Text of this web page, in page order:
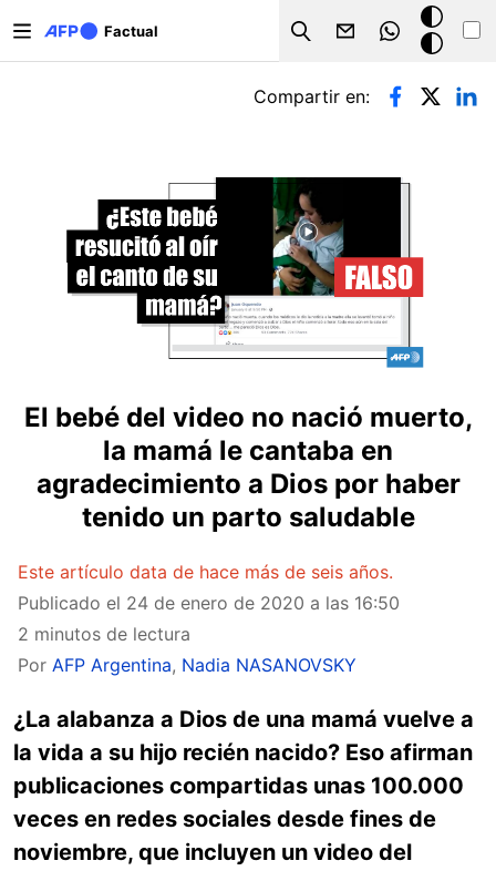
Factual
Search
Modo
oscuro
Solapas principales
Compartir en:
El bebé del video no nació muerto,
la mamá le cantaba en
agradecimiento a Dios por haber
tenido un parto saludable
Este artículo data de hace más de seis años.
Publicado el 24 de enero de 2020 a las 16:50
2 minutos de lectura
Por AFP Argentina, Nadia NASANOVSKY
¿La alabanza a Dios de una mamá vuelve a
la vida a su hijo recién nacido? Eso afirman
publicaciones compartidas unas 100.000
veces en redes sociales desde fines de
noviembre, que incluyen un video del